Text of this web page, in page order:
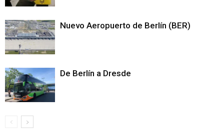
Nuevo Aeropuerto de Berlín (BER)
De Berlín a Dresde